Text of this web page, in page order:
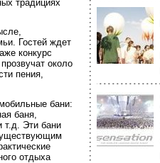
традициях
Гостей ждет
конкурс
около
пения,
бани:
баня,
т.д. Эти бани
отдыха